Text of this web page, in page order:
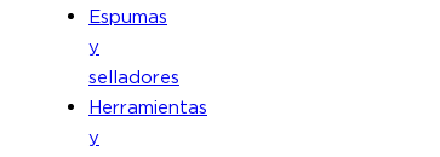
Espumas
y
selladores
Herramientas
y